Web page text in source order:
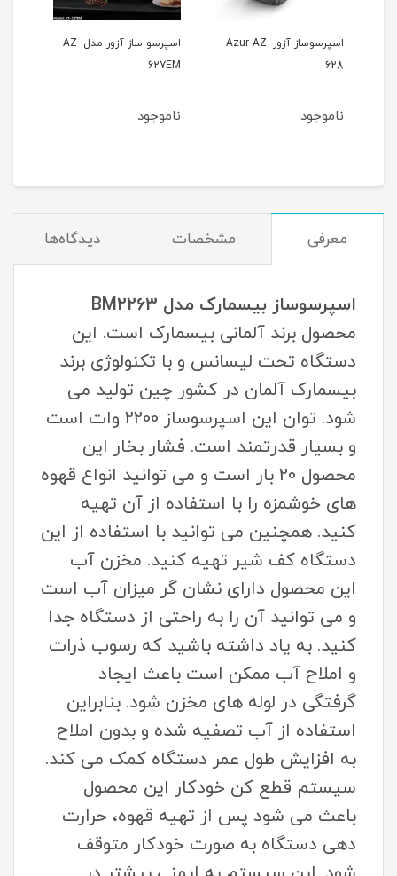
اسپرسوساز آزور Azur AZ-
628
ناموجود
اسپرسو ساز آزور مدل AZ-
627EM
ناموجود
معرفی مشخصات دیدگاه‌ها
اسپرسوساز بیسمارک مدل BM2263
محصول برند آلمانی بیسمارک است. این
دستگاه تحت لیسانس و با تکنولوژی برند
بیسمارک آلمان در کشور چین تولید می
شود. توان این اسپرسوساز 2200 وات است
و بسیار قدرتمند است. فشار بخار این
محصول 20 بار است و می توانید انواع قهوه
های خوشمزه را با استفاده از آن تهیه
کنید. همچنین می توانید با استفاده از این
دستگاه کف شیر تهیه کنید. مخزن آب
این محصول دارای نشان گر میزان آب است
و می توانید آن را به راحتی از دستگاه جدا
کنید. به یاد داشته باشید که رسوب ذرات
و املاح آب ممکن است باعث ایجاد
گرفتگی در لوله های مخزن شود. بنابراین
استفاده از آب تصفیه شده و بدون املاح
به افزایش طول عمر دستگاه کمک می کند.
سیستم قطع کن خودکار این محصول
باعث می شود پس از تهیه قهوه، حرارت
دهی دستگاه به صورت خودکار متوقف